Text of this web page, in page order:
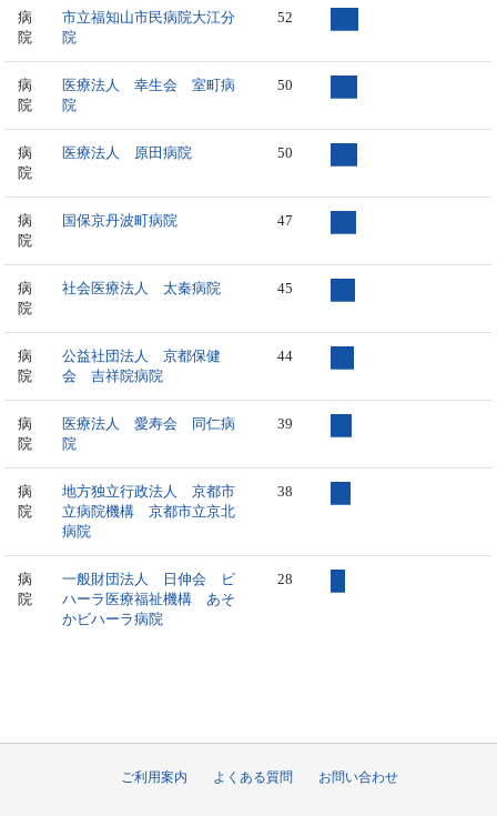
病
院
市立福知山市民病院大江分
院
52
病
院
医療法人 幸生会 室町病
院
50
病
院
医療法人 原田病院 50
病
院
国保京丹波町病院 47
病
院
社会医療法人 太秦病院 45
病
院
公益社団法人 京都保健
会 吉祥院病院
44
病
院
医療法人 愛寿会 同仁病
院
39
病
院
地方独立行政法人 京都市
立病院機構 京都市立京北
病院
38
病
院
一般財団法人 日伸会 ビ
ハーラ医療福祉機構 あそ
かビハーラ病院
28
ご利用案内 よくある質問 お問い合わせ